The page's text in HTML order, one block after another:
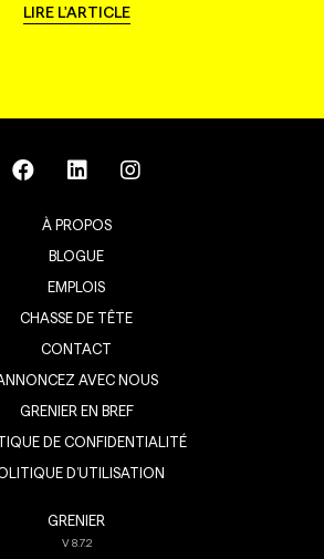
LIRE L'ARTICLE
À PROPOS
BLOGUE
EMPLOIS
CHASSE DE TÊTE
CONTACT
AVEC NOUS
GRENIER EN BREF
DE CONFIDENTIALITÉ
D’UTILISATION
GRENIER
V8.7.2